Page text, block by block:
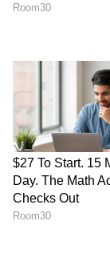
దీపావళి
ఉంటాయి.
వీటిని ఎక్కువగా
నూనె ఎక్కువగా
మంచిది కాదు.
వచ్చే అవకాశం